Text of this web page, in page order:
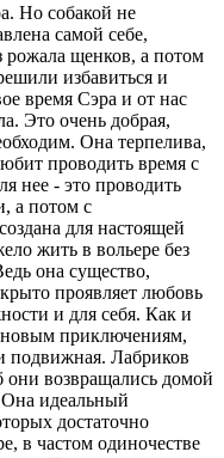
Но собакой не
самой себе,
рожала щенков, а потом
избавиться и
время Сэра и от нас
Это очень добрая,
Она терпелива,
проводить время с
нее - это проводить
а потом с
для настоящей
жить в вольере без
она существо,
проявляет любовь
и для себя. Как и
новым приключениям,
подвижная. Лабриков
они возвращались домой
идеальный
достаточно
в частом одиночестве